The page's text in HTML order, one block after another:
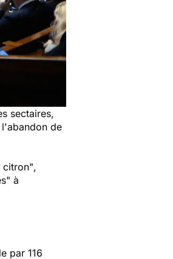
sectaires,
de
citron",
à
par 116